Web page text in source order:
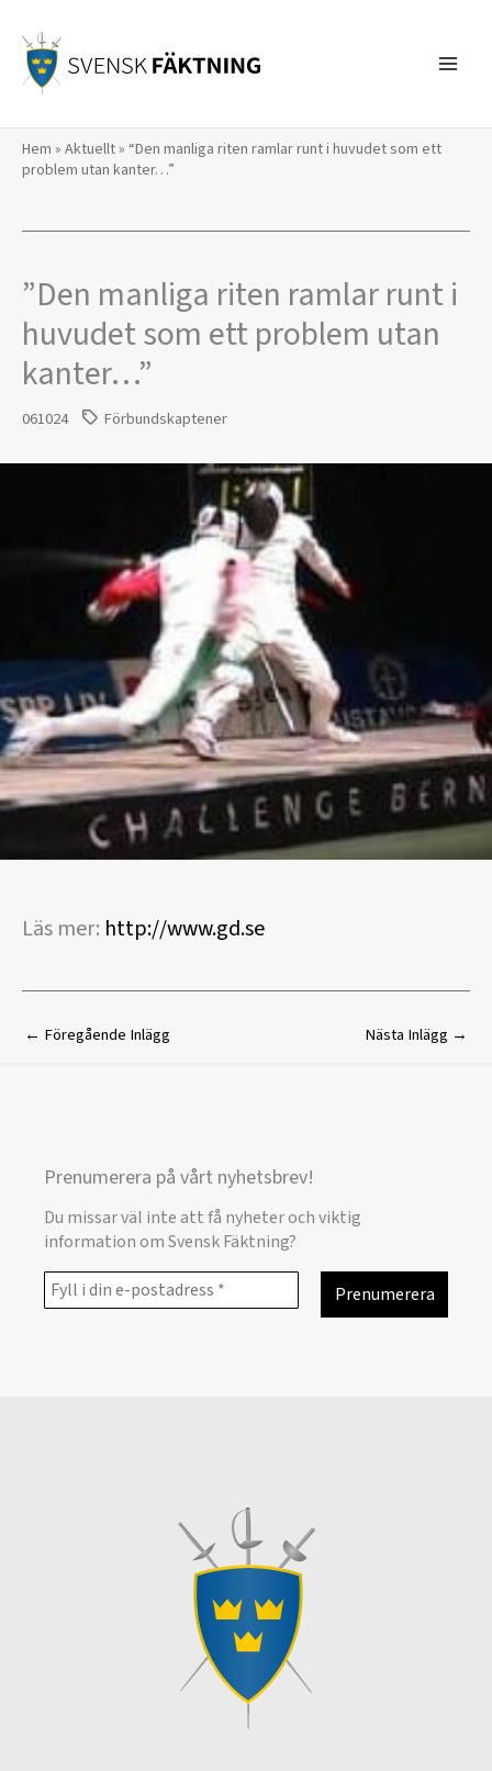
innehåll
Hem » Aktuellt» “Den manliga riten ramlar runt i huvudet som ett
problem utan kanter…”
”Den manliga riten ramlar runt i
huvudet som ett problem utan
kanter…”
061024 Förbundskaptener
Läs mer: http://www.gd.se
← Föregående Inlägg Nästa Inlägg →
Prenumerera på vårt nyhetsbrev!
Du missar väl inte att få nyheter och viktig
information om Svensk Fäktning?